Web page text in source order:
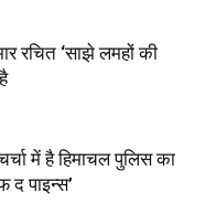
रचित ‘साझे लमहों की
में है हिमाचल पुलिस का
द पाइन्स’